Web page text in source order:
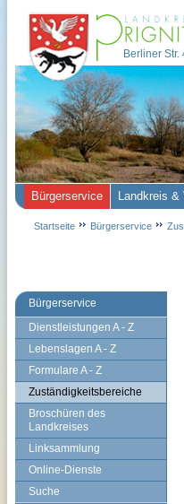
Bürgerservice
Dienstleistungen A - Z
Lebenslagen A - Z
Formulare A - Z
Zuständigkeitsbereiche
Broschüren des
Landkreises
Linksammlung
Online-Dienste
Suche
Berliner
Bürgerservice Landkreis &
Startseite Bürgerservice